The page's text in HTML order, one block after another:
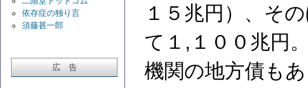
依存症の独り言
須藤甚一郎
広 告
１５兆円）、そ
て１,１００兆円
機関の地方債も